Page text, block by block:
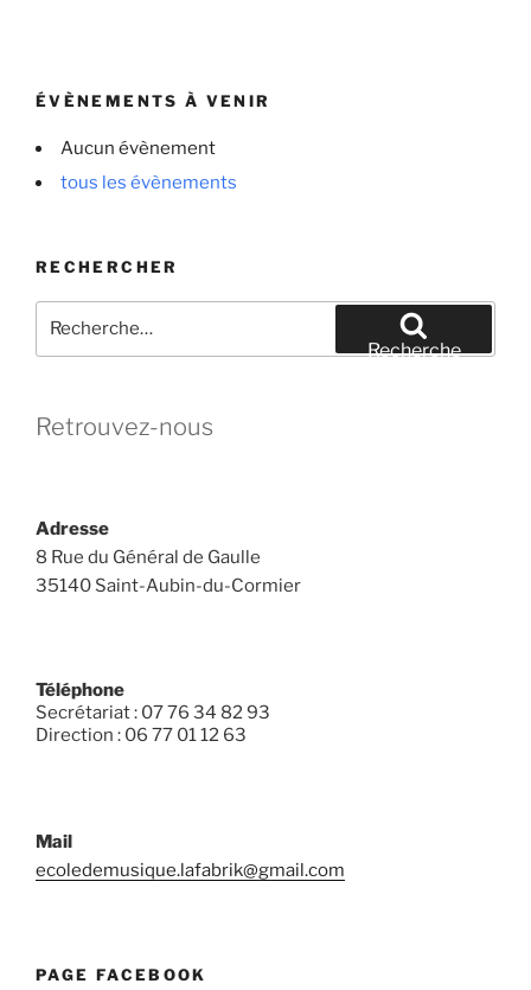
ÉVÈNEMENTS À VENIR
Aucun évènement
tous les évènements
RECHERCHER
pour
Recherche
Retrouvez-nous
Adresse
8 Rue du Général de Gaulle
35140 Saint-Aubin-du-Cormier
Téléphone
Secrétariat : 07 76 34 82 93
Direction : 06 77 01 12 63
Mail
ecoledemusique.lafabrik@gmail.com
PAGE FACEBOOK